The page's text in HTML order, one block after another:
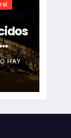
HAY